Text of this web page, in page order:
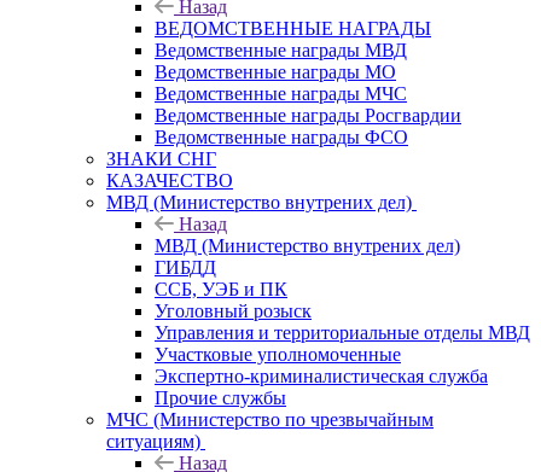
Назад
ВЕДОМСТВЕННЫЕ НАГРАДЫ
Ведомственные награды МВД
Ведомственные награды МО
Ведомственные награды МЧС
Ведомственные награды Росгвардии
Ведомственные награды ФСО
ЗНАКИ СНГ
КАЗАЧЕСТВО
МВД (Министерство внутрених дел)
Назад
МВД (Министерство внутрених дел)
ГИБДД
ССБ, УЭБ и ПК
Уголовный розыск
Управления и территориальные отделы МВД
Участковые уполномоченные
Экспертно-криминалистическая служба
Прочие службы
МЧС (Министерство по чрезвычайным
ситуациям)
Назад